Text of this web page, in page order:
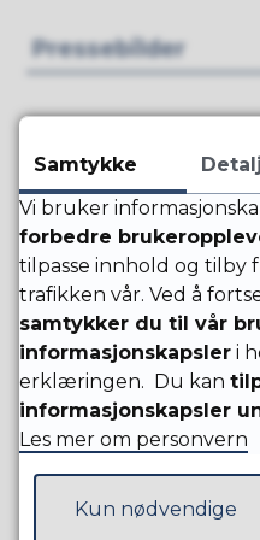
Pressebilder
Kommunikasjon
Samtykke
Vi bruker
forbedre
tilpasse innhold og tilby
trafikken vår. Ved å
samtykker du til vår
informasjonskapsler i
erklæringen. Du kan
informasjonskapsler
Les mer om personvern
Kun nødvendige